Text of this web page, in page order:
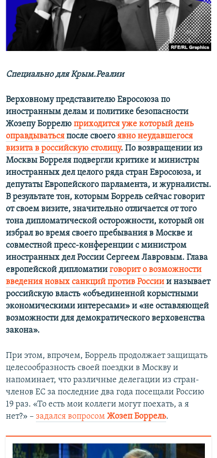
ПОБЕДИТЕЛЕЙ НЕ СУДЯТ?
КРЫМ.НЕПОКОРЕННЫЙ
ПРИСОЕДИНЯЙТЕСЬ!
Все сайты RFE/RL
Специально для Крым.Реалии
Верховному представителю Евросоюза по
иностранным делам и политике безопасности
Жозепу Боррелю приходится уже который день
оправдываться после своего явно неудавшегося
визита в российскую столицу. По возвращении из
Москвы Борреля подвергли критике и министры
иностранных дел целого ряда стран Евросоюза, и
депутаты Европейского парламента, и журналисты.
В результате тон, которым Боррель сейчас говорит
от своем визите, значительно отличается от того
тона дипломатической осторожности, который он
избрал во время своего пребывания в Москве и
совместной пресс-конференции с министром
иностранных дел России Сергеем Лавровым. Глава
европейской дипломатии говорит о возможности
введения новых санкций против России и называет
российскую власть «объединенной корыстными
экономическими интересами» и «не оставляющей
возможности для демократического верховенства
закона».
При этом, впрочем, Боррель продолжает защищать
целесообразность своей поездки в Москву и
напоминает, что различные делегации из стран-
членов ЕС за последние два года посещали Россию
19 раз. «То есть мои коллеги могут поехать, а я
нет?» – задался вопросом Жозеп Боррель.